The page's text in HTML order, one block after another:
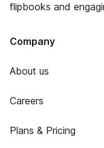
flipbooks and
Company
About us
Careers
Plans & Pricing